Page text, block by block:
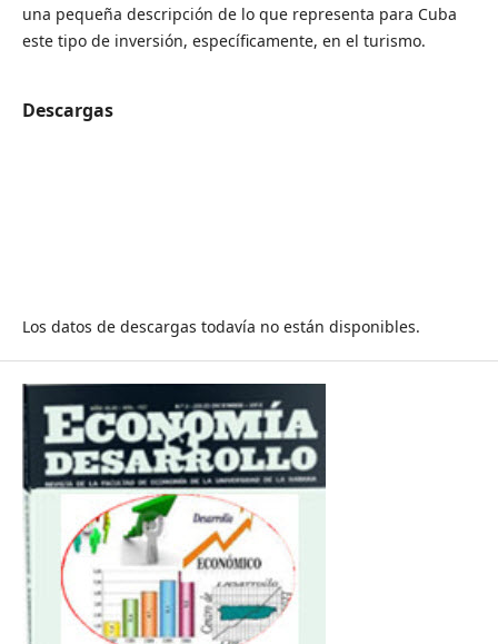
una pequeña descripción de lo que representa para Cuba
este tipo de inversión, específicamente, en el turismo.
Descargas
Los datos de descargas todavía no están disponibles.